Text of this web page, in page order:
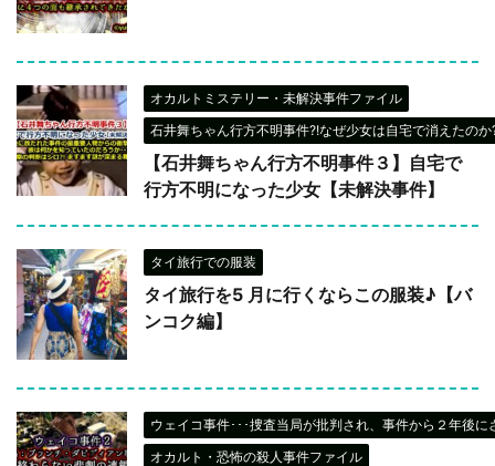
オカルトミステリー・未解決事件ファイル
石井舞ちゃん行方不明事件?!なぜ少女は自宅で消えたのか
【石井舞ちゃん行方不明事件３】自宅で
行方不明になった少女【未解決事件】
タイ旅行での服装
タイ旅行を5 月に行くならこの服装♪【バ
ンコク編】
ウェイコ事件･･･捜査当局が批判され、事件から２年後
オカルト・恐怖の殺人事件ファイル